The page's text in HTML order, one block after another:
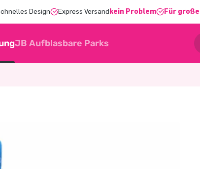
Design Express Versand kein Problem Für
JB Aufblasbare Parks